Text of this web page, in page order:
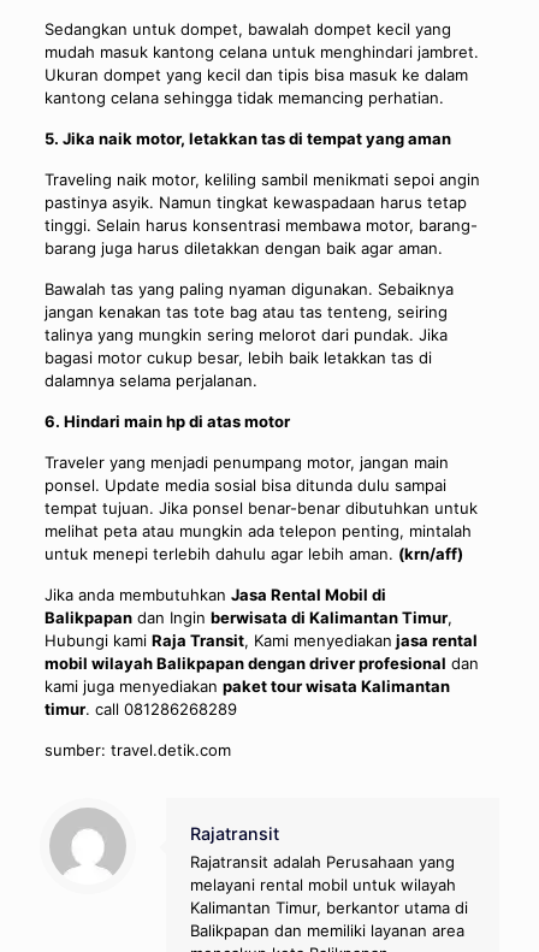
Sedangkan untuk dompet, bawalah dompet kecil yang
mudah masuk kantong celana untuk menghindari jambret.
Ukuran dompet yang kecil dan tipis bisa masuk ke dalam
kantong celana sehingga tidak memancing perhatian.
5. Jika naik motor, letakkan tas di tempat yang aman
Traveling naik motor, keliling sambil menikmati sepoi angin
pastinya asyik. Namun tingkat kewaspadaan harus tetap
tinggi. Selain harus konsentrasi membawa motor, barang-
barang juga harus diletakkan dengan baik agar aman.
Bawalah tas yang paling nyaman digunakan. Sebaiknya
jangan kenakan tas tote bag atau tas tenteng, seiring
talinya yang mungkin sering melorot dari pundak. Jika
bagasi motor cukup besar, lebih baik letakkan tas di
dalamnya selama perjalanan.
6. Hindari main hp di atas motor
Traveler yang menjadi penumpang motor, jangan main
ponsel. Update media sosial bisa ditunda dulu sampai
tempat tujuan. Jika ponsel benar-benar dibutuhkan untuk
melihat peta atau mungkin ada telepon penting, mintalah
untuk menepi terlebih dahulu agar lebih aman. (krn/aff)
Jika anda membutuhkan Jasa Rental Mobil di
Balikpapandan Ingin berwisata di Kalimantan Timur,
Hubungi kami Raja Transit, Kami menyediakan jasa rental
mobil wilayah Balikpapan dengan driver profesional dan
kami juga menyediakan paket tour wisata Kalimantan
timur. call 081286268289
sumber: travel.detik.com
Rajatransit
Rajatransit adalah Perusahaan yang
melayani rental mobil untuk wilayah
Kalimantan Timur, berkantor utama di
Balikpapan dan memiliki layanan area